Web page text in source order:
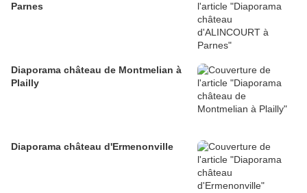
Parnes
Diaporama château de Montmelian à
Plailly
Diaporama château d'Ermenonville